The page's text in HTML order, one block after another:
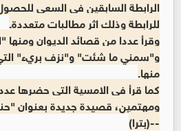
الرابطة السابقين في السعي
للرابطة وذلك اثر مطالبات متعددة.
وقرأ عددا من قصائد الديوان ومنها
و"سمني ما شئت" و"نزف بريء" التي
منها.
كما قرأ في الامسية التي حضرها
ومهتمين، قصيدة جديدة بعنوان
--(بترا)